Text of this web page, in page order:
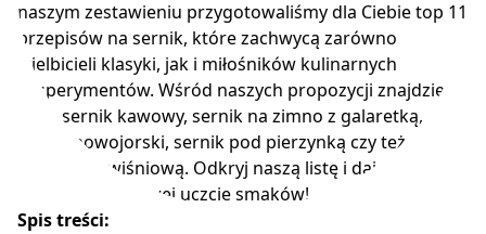
naszym zestawieniu przygotowaliśmy dla Ciebie top 11
przepisów na sernik, które zachwycą zarówno
wielbicieli klasyki, jak i miłośników kulinarnych
eksperymentów. Wśród naszych propozycji znajdziesz
m.in. sernik kawowy, sernik na zimno z galaretką,
sernik nowojorski, sernik pod pierzynką czy też sernik
z frużeliną wiśniową. Odkryj naszą listę i daj się
ponieść sernikowej uczcie smaków!
Spis treści: